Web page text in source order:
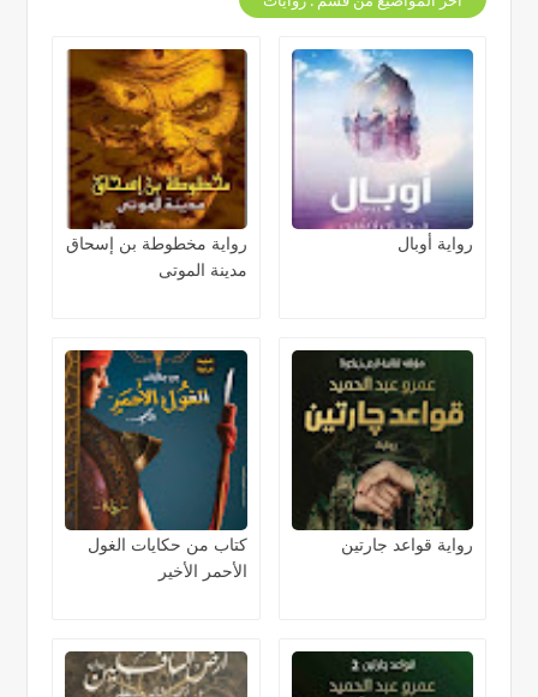
رواية أوبال
رواية مخطوطة بن إسحاق
مدينة الموتى
رواية قواعد جارتين
كتاب من حكايات الغول
الأحمر الأخير